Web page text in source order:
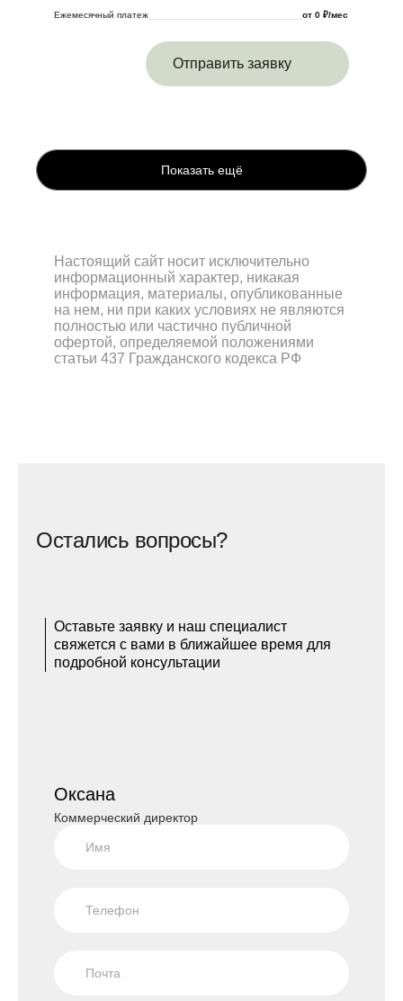
Ежемесячный платеж от 0 ₽/мес
Отправить заявку
Показать ещё
Настоящий сайт носит исключительно
информационный характер, никакая
информация, материалы, опубликованные
на нем, ни при каких условиях не являются
полностью или частично публичной
офертой, определяемой положениями
статьи 437 Гражданского кодекса РФ
Остались вопросы?
Оставьте заявку и наш специалист
свяжется с вами в ближайшее время для
подробной консультации
Оксана
Коммерческий директор